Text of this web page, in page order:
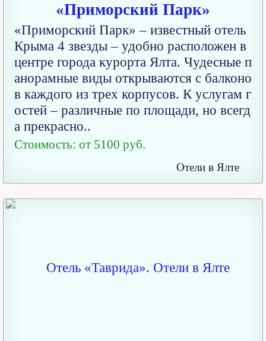
«Приморский Парк»
«Приморский Парк» – известный отель
Крыма 4 звезды – удобно расположен в
центре города курорта Ялта. Чудесные п
анорамные виды открываются с балконо
в каждого из трех корпусов. К услугам г
остей – различные по площади, но всегд
а прекрасно..
Стоимость: от 5100 руб.
Отели в Ялте